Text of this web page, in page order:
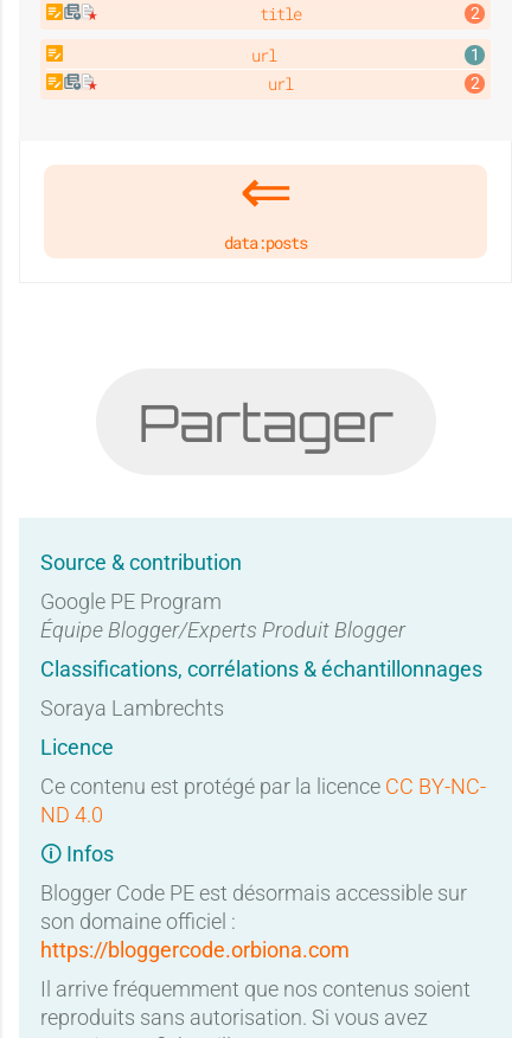
title
url
url
data:posts
Partager
Source & contribution
Google PE Program
Équipe Blogger/Experts Produit Blogger
Classifications, corrélations & échantillonnages
Soraya Lambrechts
Licence
Ce contenu est protégé par la licence CC BY-NC-
ND 4.0
🛈 Infos
Blogger Code PE est désormais accessible sur
son domaine officiel :
https://bloggercode.orbiona.com
Il arrive fréquemment que nos contenus soient
reproduits sans autorisation. Si vous avez